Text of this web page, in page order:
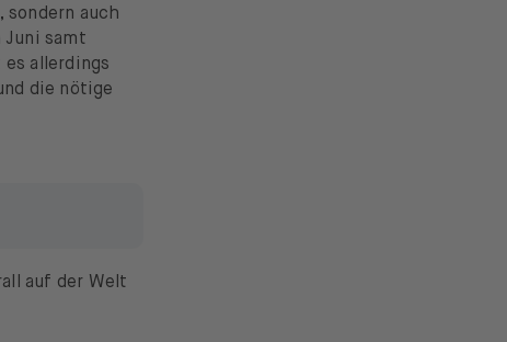
auch
Juni samt
allerdings
die nötige
auf der Welt